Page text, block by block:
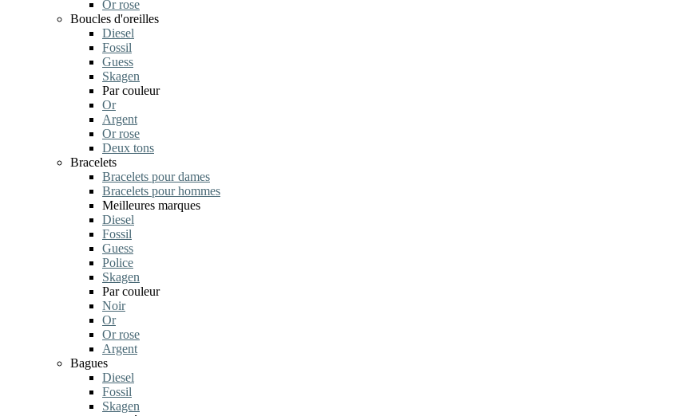
Or rose
Boucles d'oreilles
Diesel
Fossil
Guess
Skagen
Par couleur
Or
Argent
Or rose
Deux tons
Bracelets
Bracelets pour dames
Bracelets pour hommes
Meilleures marques
Diesel
Fossil
Guess
Police
Skagen
Par couleur
Noir
Or
Or rose
Argent
Bagues
Diesel
Fossil
Skagen